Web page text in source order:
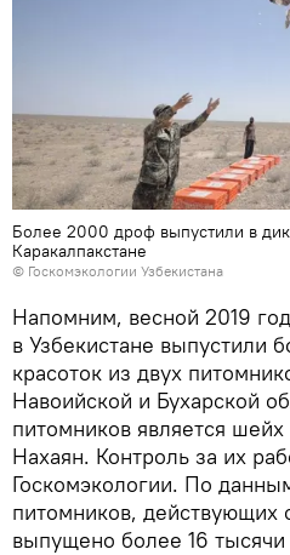
Более 2000 дроф выпустили в
Каракалпакстане
© Госкомэкологии Узбекистана
Напомним, весной 2019
в Узбекистане выпустили
красоток из двух
Навоийской и Бухарской
питомников является
Нахаян. Контроль за их
Госкомэкологии. По
питомников, действующих
выпущено более 16 тысячи